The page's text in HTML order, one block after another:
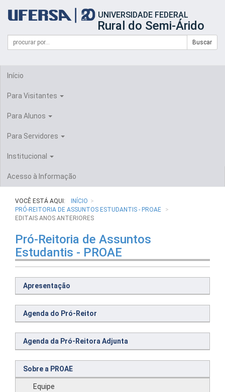
portal
UFERSA
UNIVERSIDADE FEDERAL
Rural do Semi-Árido
Formulário
Busca
Campo
de
Buscar
Início
Para Visitantes
Para Alunos
Para Servidores
Institucional
Acesso à Informação
VOCÊ ESTÁ AQUI:
INÍCIO
PRÓ-REITORIA DE ASSUNTOS ESTUDANTIS - PROAE
EDITAIS ANOS ANTERIORES
Pró-Reitoria de Assuntos
Estudantis - PROAE
Apresentação
Agenda do Pró-Reitor
Agenda da Pró-Reitora Adjunta
Sobre a PROAE
Equipe